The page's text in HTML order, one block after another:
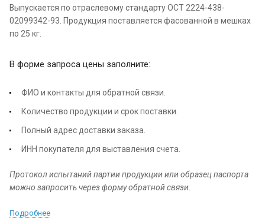
Выпускается по отраслевому стандарту ОСТ 2224-438-
02099342-93. Продукция поставляется фасованной в мешках
по 25 кг.
В форме запроса цены заполните:
ФИО и контакты для обратной связи.
Количество продукции и срок поставки.
Полный адрес доставки заказа.
ИНН покупателя для выставления счета.
Протокол испытаний партии продукции или образец паспорта
можно запросить через форму обратной связи.
Подробнее